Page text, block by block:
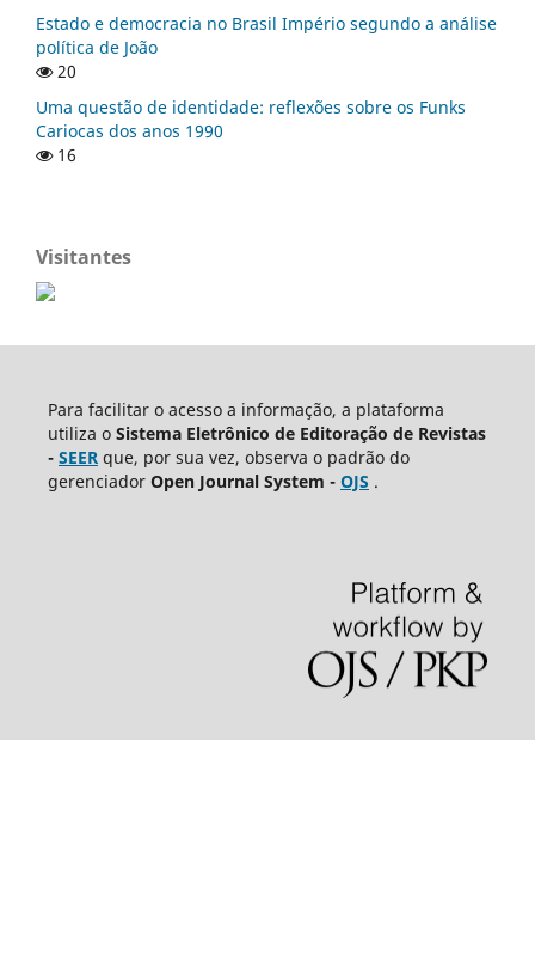
Estado e democracia no Brasil Império segundo a análise
política de João
20
Uma questão de identidade: reflexões sobre os Funks
Cariocas dos anos 1990
16
Visitantes
Para facilitar o acesso a informação, a plataforma
utiliza o Sistema Eletrônico de Editoração de Revistas
- SEERque, por sua vez, observa o padrão do
gerenciador Open Journal System - OJS .